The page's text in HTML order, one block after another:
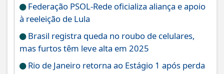
Federação PSOL-Rede oficializa aliança e apoio
à reeleição de Lula
Brasil registra queda no roubo de celulares,
mas furtos têm leve alta em 2025
Rio de Janeiro retorna ao Estágio 1 após perda